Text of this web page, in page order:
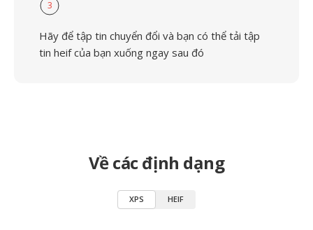
3
Hãy để tập tin chuyển đổi và bạn có thể tải tập
tin heif của bạn xuống ngay sau đó
Về các định dạng
XPS HEIF